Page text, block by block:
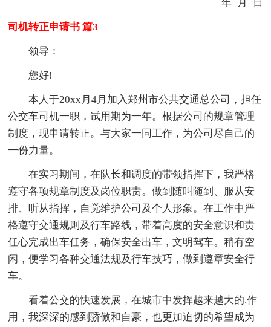
_年_月_日
司机转正申请书 篇3
领导：
您好!
本人于20xx月4月加入郑州市公共交通总公司，担任
公交车司机一职，试用期为一年。根据公司的规章管理
制度，现申请转正。与大家一同工作，为公司尽自己的
一份力量。
在实习期间，在队长和调度的带领指挥下，我严格
遵守各项规章制度及岗位职责。做到随叫随到、服从安
排、听从指挥，自觉维护公司及个人形象。在工作中严
格遵守交通规则及行车路线，带着高度的安全意识和责
任心完成出车任务，确保安全出车，文明驾车。稍有空
闲，便学习各种交通法规及行车技巧，做到遵章安全行
车。
看着公交的快速发展，在城市中发挥越来越大的.作
用，我深深的感到骄傲和自豪，也更加迫切的希望成为